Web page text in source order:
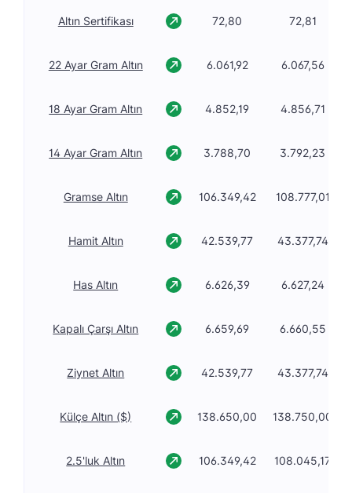
Altın Sertifikası 72,80 72,81
22 Ayar Gram Altın 6.061,92 6.067,56
18 Ayar Gram Altın 4.852,19 4.856,71
14 Ayar Gram Altın 3.788,70 3.792,23
Gramse Altın 106.349,42 108.777,01
Hamit Altın 42.539,77 43.377,74
Has Altın 6.626,39 6.627,24
Kapalı Çarşı Altın 6.659,69 6.660,55
Ziynet Altın 42.539,77 43.377,74
Külçe Altın ($) 138.650,00 138.750,00
2.5'luk Altın 106.349,42 108.045,17